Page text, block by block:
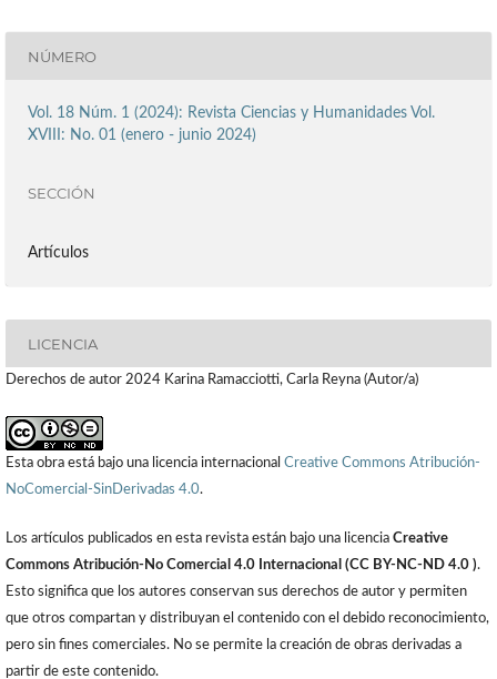
NÚMERO
Vol. 18 Núm. 1 (2024): Revista Ciencias y Humanidades Vol.
XVIII: No. 01 (enero - junio 2024)
SECCIÓN
Artículos
LICENCIA
Derechos de autor 2024 Karina Ramacciotti, Carla Reyna (Autor/a)
Esta obra está bajo una licencia internacional Creative Commons Atribución-
NoComercial-SinDerivadas 4.0.
Los artículos publicados en esta revista están bajo una licencia Creative
Commons Atribución-No Comercial 4.0 Internacional (CC BY-NC-ND 4.0 ).
Esto significa que los autores conservan sus derechos de autor y permiten
que otros compartan y distribuyan el contenido con el debido reconocimiento,
pero sin fines comerciales. No se permite la creación de obras derivadas a
partir de este contenido.